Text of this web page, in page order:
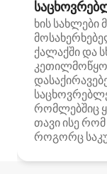
ხის სახლები
ქალაქში და
რომლებშიც
თავი ისე
როგორც